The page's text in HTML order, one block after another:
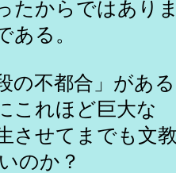
からではあり
ある。
不都合」がある
これほど巨大な
させてまでも文
のか？